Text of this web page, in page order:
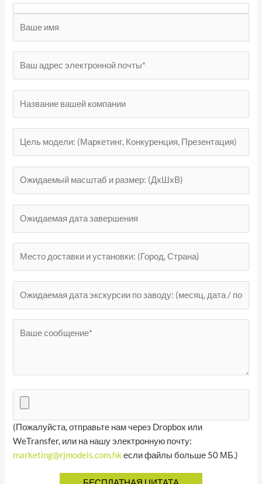
(Пожалуйста, отправьте нам через Dropbox или
WeTransfer, или на нашу электронную почту:
marketing@rjmodels.com.hk если файлы больше 50 МБ.)